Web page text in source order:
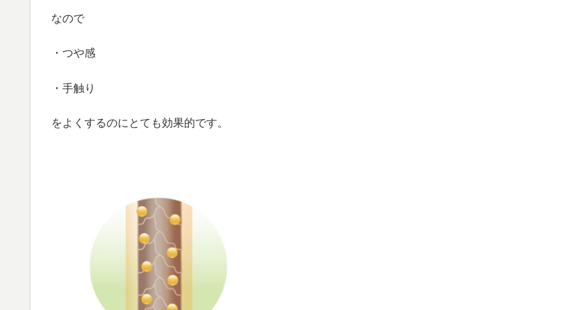
なので
・つや感
・手触り
をよくするのにとても効果的です。